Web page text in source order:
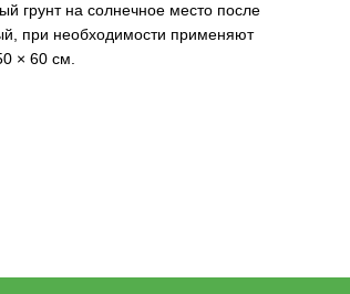
грунт на солнечное место после
при необходимости применяют
× 60 см.